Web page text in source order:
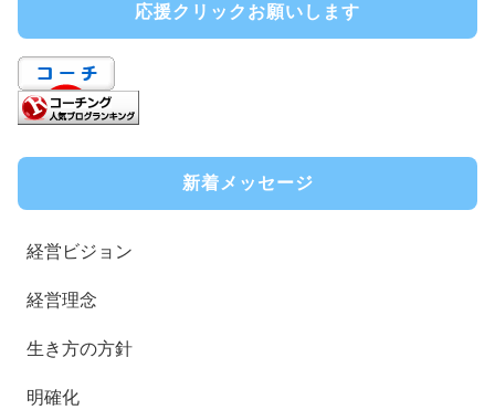
応援クリックお願いします
新着メッセージ
経営ビジョン
経営理念
生き方の方針
明確化